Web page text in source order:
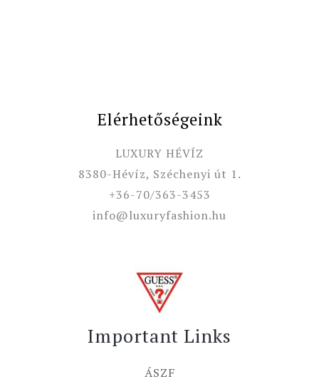
Elérhetőségeink
LUXURY HÉVÍZ
8380-Hévíz, Széchenyi út 1.
+36-70/363-3453
info@luxuryfashion.hu
Important Links
ÁSZF